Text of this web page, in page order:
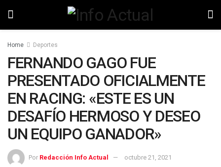
Home Deportes
FERNANDO GAGO FUE
PRESENTADO OFICIALMENTE
EN RACING: «ESTE ES UN
DESAFÍO HERMOSO Y DESEO
UN EQUIPO GANADOR»
Por Redacción Info Actual octubre 21, 2021